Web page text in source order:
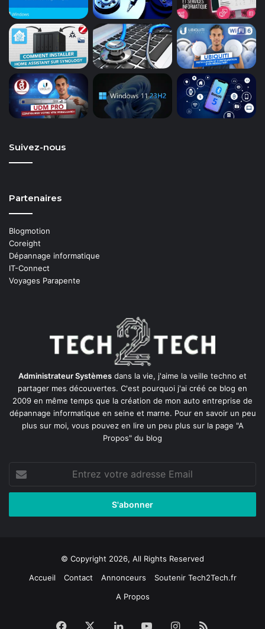
Suivez-nous
Partenaires
Blogmotion
Coreight
Dépannage informatique
IT-Connect
Voyages Parapente
Administrateur Systèmes dans la vie, j'aime la veille techno et
partager mes découvertes. C'est pourquoi j'ai créé ce blog en
2009 en même temps que la création de mon auto entreprise de
dépannage informatique en seine et marne. Pour en savoir un peu
plus sur moi, vous pouvez en lire un peu plus sur la page "A
Propos" du blog
Entrez
votre
adresse
© Copyright 2026, All Rights Reserved
Accueil
Contact Annonceurs
Soutenir Tech2Tech.fr
A Propos
Facebook LinkedinYouTubeInstagram